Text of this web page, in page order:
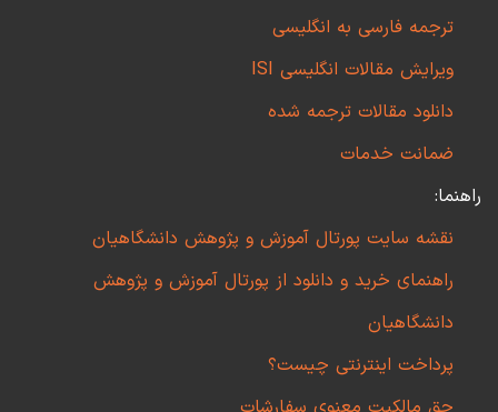
ترجمه فارسی به انگلیسی
ویرایش مقالات انگلیسی ISI
دانلود مقالات ترجمه شده
ضمانت خدمات
راهنما:
نقشه سایت پورتال آموزش و پژوهش دانشگاهیان
راهنمای خرید و دانلود از پورتال آموزش و پژوهش
دانشگاهیان
پرداخت اینترنتی چیست؟